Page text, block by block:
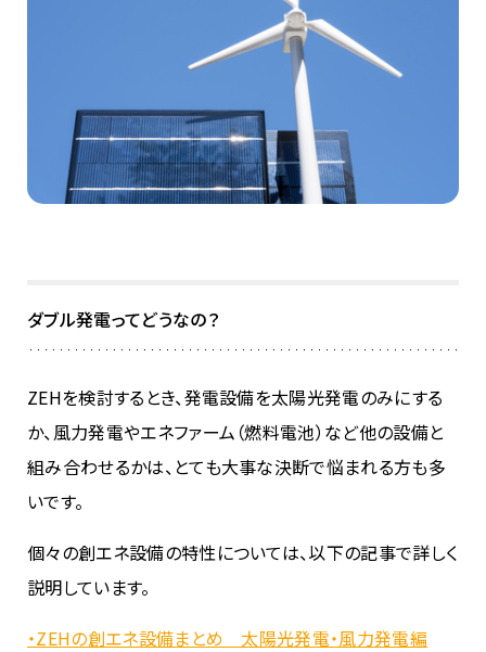
ダブル発電ってどうなの？
ZEHを検討するとき、発電設備を太陽光発電のみにする
か、風力発電やエネファーム（燃料電池）など他の設備と
組み合わせるかは、とても大事な決断で悩まれる方も多
いです。
個々の創エネ設備の特性については、以下の記事で詳しく
説明しています。
・ZEHの創エネ設備まとめ 太陽光発電・風力発電編